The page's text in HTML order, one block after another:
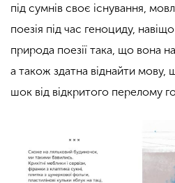
під сумнів своє існування,
поезія під час геноциду,
природа поезії така, що вона
а також здатна віднайти
шок від відкритого перелому